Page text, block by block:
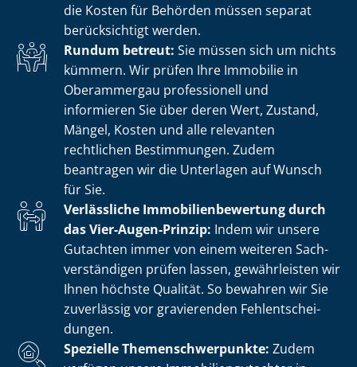
die Kosten für Behörden müssen separat
berücksichtigt werden.
Rundum betreut: Sie müssen sich um nichts
kümmern. Wir prüfen Ihre Immobilie in
Oberammergau professionell und
informieren Sie über deren Wert, Zustand,
Mängel, Kosten und alle relevanten
rechtlichen Bestimmungen. Zudem
beantragen wir die Unterlagen auf Wunsch
für Sie.
Verlässliche Im­mo­bi­li­en­be­wer­tung durch
das Vier-Augen-Prinzip: Indem wir unsere
Gutachten immer von einem weiteren Sach­
ver­stän­di­gen prüfen lassen, gewährleisten wir
Ihnen höchste Qualität. So bewahren wir Sie
zuverlässig vor gravierenden Fehl­ent­schei­
dun­gen.
Spezielle The­men­schwer­punk­te: Zudem